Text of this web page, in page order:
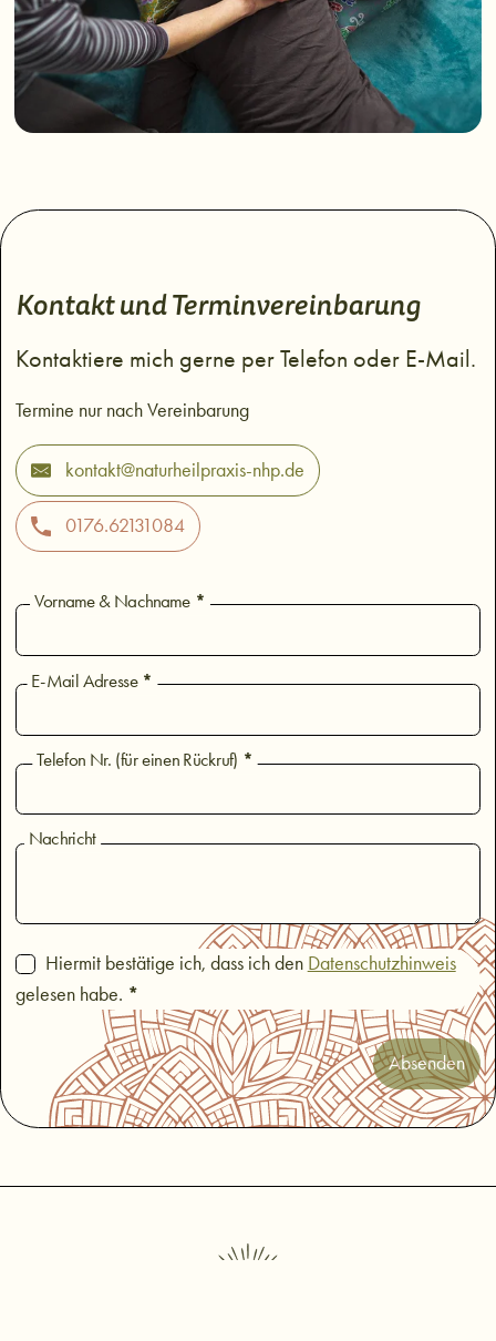
Kontakt und Terminvereinbarung
Kontaktiere mich gerne per Telefon oder E-Mail.
Termine nur nach Vereinbarung
kontakt@naturheilpraxis-nhp.de
0176.62131084
Vorname & Nachname *
E-Mail Adresse *
Telefon Nr. (für einen Rückruf) *
Nachricht
Hiermit bestätige ich, dass ich den Datenschutzhinweis
gelesen habe. *
Absenden
Link zur Startseite